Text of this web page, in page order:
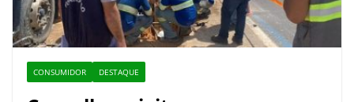
CONSUMIDOR DESTAQUE